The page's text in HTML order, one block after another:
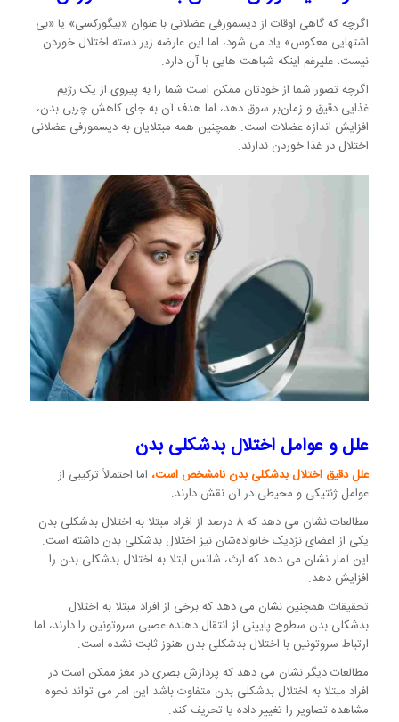
اگرچه که گاهی اوقات از دیسمورفی عضلانی با عنوان «بیگورکسی» یا «بی
اشتهایی معکوس» یاد می شود، اما این عارضه زیر دسته اختلال خوردن
نیست، علیرغم اینکه شباهت هایی با آن دارد.
اگرچه تصور شما از خودتان ممکن است شما را به پیروی از یک رژیم
غذایی دقیق و زمان‌بر سوق دهد، اما هدف آن به جای کاهش چربی بدن،
افزایش اندازه عضلات است. همچنین همه مبتلایان به دیسمورفی عضلانی
اختلال در غذا خوردن ندارند.
علل و عوامل اختلال بدشکلی بدن
علل دقیق اختلال بدشکلی بدن نامشخص است، اما احتمالاً ترکیبی از
عوامل ژنتیکی و محیطی در آن نقش دارند.
مطالعات نشان می دهد که 8 درصد از افراد مبتلا به اختلال بدشکلی بدن
یکی از اعضای نزدیک خانواده‌شان نیز اختلال بدشکلی بدن داشته است.
این آمار نشان می دهد که ارث، شانس ابتلا به اختلال بدشکلی بدن را
افزایش دهد.
تحقیقات همچنین نشان می دهد که برخی از افراد مبتلا به اختلال
بدشکلی بدن سطوح پایینی از انتقال دهنده عصبی سروتونین را دارند، اما
ارتباط سروتونین با اختلال بدشکلی بدن هنوز ثابت نشده است.
مطالعات دیگر نشان می دهد که پردازش بصری در مغز ممکن است در
افراد مبتلا به اختلال بدشکلی بدن متفاوت باشد این امر می تواند نحوه
مشاهده تصاویر را تغییر داده یا تحریف کند.